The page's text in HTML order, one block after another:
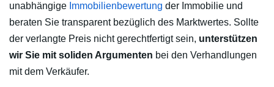
unabhängige Immobilienbewertung der Immobilie und
beraten Sie transparent bezüglich des Marktwertes. Sollte
der verlangte Preis nicht gerechtfertigt sein, unterstützen
wir Sie mit soliden Argumenten bei den Verhandlungen
mit dem Verkäufer.